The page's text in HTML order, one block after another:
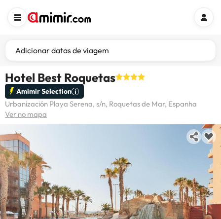
Adicionar datas de viagem
Hotel Best Roquetas
Amimir Selection
Urbanización Playa Serena, s/n, Roquetas de Mar, Espanha
Ver no mapa